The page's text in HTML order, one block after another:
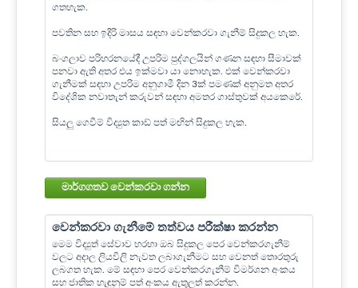
ගතහැක.
පවතින සහ ඉදිරි මාසය සඳහා වෙන්කරවා ගැනීම් සිදුකල හැක.
බංගලාව පරිහරනයේදී උපරිම පුද්ගලයින් ගණන සඳහා සීමාවක්
පනවා ඇති අතර එය ඉක්මවා යා නොහැක. එක් වෙන්කරවා
ගැනීමක් සඳහා උපරිම අනුගාමී දින 3ක් පමණක් අනුමත අතර
විදේශික නවාතැන් කරුවන් සඳහා අමතර ගාස්තුවක් අයකෙරේ.
සියලු ගෙවීම් විද්‍යුත කාඩ් පත් මඟින් සිදුකල හැක.
මාර්ගගතව වෙන්කරවා ගන්න
වෙන්කරවා ගැනීමේ තත්වය පරීක්ෂා කරන්න
මෙම විද්‍යුත් සේවාව හරහා ඔබ සිදුකල පෙර වෙන්කරගැනීම්
වලට අදාල ලියවිලි නැවත ලබාගැනීමට සහ වෙනත් තොරතුරු
ලබගත හැක. මේ සඳහා පෙර වෙන්කරගැනීම් විමර්ශන අංකය
සහ ජාතික හැඳුනුම් පත් අංකය ඇතුලත් කරන්න.